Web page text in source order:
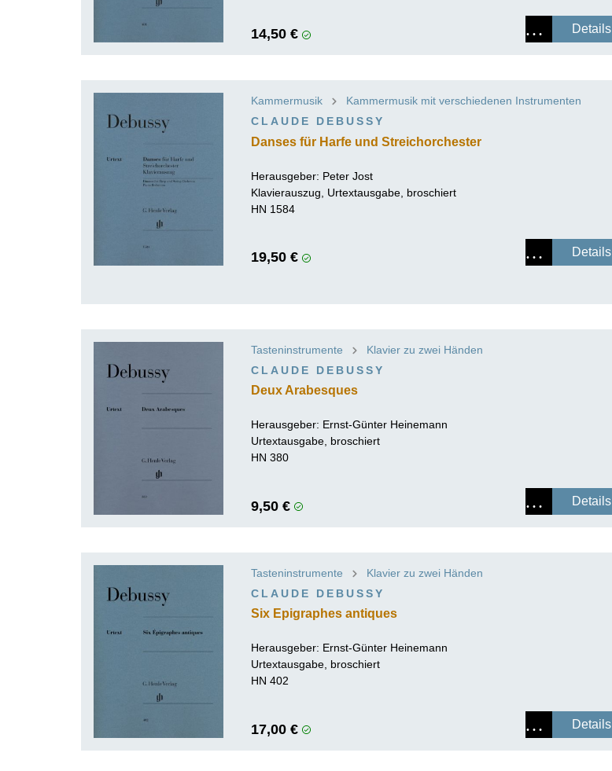
14,50 € Details
Kammermusik
Kammermusik mit verschiedenen Instrumenten
CLAUDE DEBUSSY
Danses für Harfe und Streichorchester
Herausgeber: Peter Jost
Klavierauszug, Urtextausgabe, broschiert
HN 1584
19,50 € Details
Tasteninstrumente
Klavier zu zwei Händen
CLAUDE DEBUSSY
Deux Arabesques
Herausgeber: Ernst-Günter Heinemann
Urtextausgabe, broschiert
HN 380
9,50 € Details
Tasteninstrumente
Klavier zu zwei Händen
CLAUDE DEBUSSY
Six Epigraphes antiques
Herausgeber: Ernst-Günter Heinemann
Urtextausgabe, broschiert
HN 402
17,00 € Details